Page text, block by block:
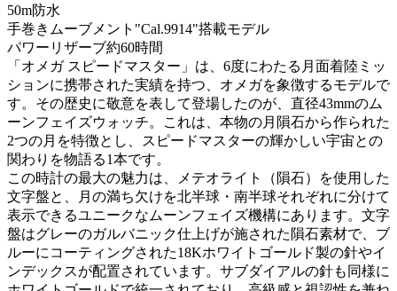
50m防水
手巻きムーブメント"Cal.9914"搭載モデル
パワーリザーブ約60時間
「オメガ スピードマスター」は、6度にわたる月面着陸ミッ
ションに携帯された実績を持つ、オメガを象徴するモデルで
す。その歴史に敬意を表して登場したのが、直径43mmのム
ーンフェイズウォッチ。これは、本物の月隕石から作られた
2つの月を特徴とし、スピードマスターの輝かしい宇宙との
関わりを物語る1本です。
この時計の最大の魅力は、メテオライト（隕石）を使用した
文字盤と、月の満ち欠けを北半球・南半球それぞれに分けて
表示できるユニークなムーンフェイズ機構にあります。文字
盤はグレーのガルバニック仕上げが施された隕石素材で、ブ
ルーにコーティングされた18Kホワイトゴールド製の針やイ
ンデックスが配置されています。サブダイアルの針も同様に